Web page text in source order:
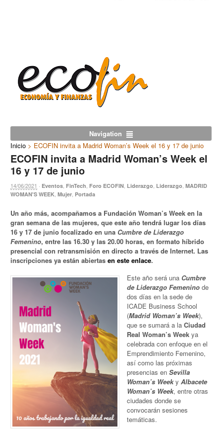
Navigation
Inicio > ECOFIN invita a Madrid Woman’s Week el 16 y 17 de junio
ECOFIN invita a Madrid Woman’s Week el
16 y 17 de junio
14/06/2021 · Eventos, FinTech, Foro ECOFIN, Liderazgo, Liderazgo,MADRID
WOMAN'S WEEK,Mujer, Portada
Un año más, acompañamos a Fundación Woman’s Week en la
gran semana de las mujeres, que este año tendrá lugar los días
16 y 17 de junio focalizado en una Cumbre de Liderazgo
Femenino, entre las 16.30 y las 20.00 horas, en formato híbrido
presencial con retransmisión en directo a través de Internet. Las
inscripciones ya están abiertasen este enlace.
Este año será una Cumbre
de Liderazgo Femenino de
dos días en la sede de
ICADE Business School
(Madrid Woman’s Week),
que se sumará a laCiudad
Real Woman’s Week ya
celebrada con enfoque en el
Emprendimiento Femenino,
así como las próximas
presencias enSevilla
Woman’s WeekyAlbacete
Woman’s Week, entre otras
ciudades donde se
convocarán sesiones
temáticas.